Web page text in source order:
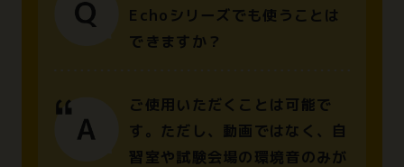
Echoシリーズでも使うことは
できますか？
ご使用いただくことは可能で
す。ただし、動画ではなく、自
習室や試験会場の環境音のみが